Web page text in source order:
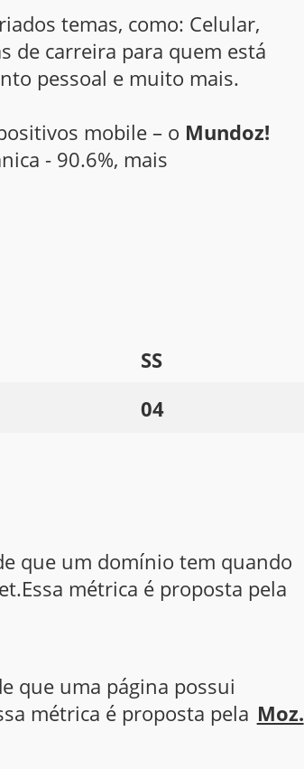
temas, como: Celular,
de carreira para quem está
pessoal e muito mais.
mobile – o Mundoz!
- 90.6%, mais
SS
04
que um domínio tem quando
métrica é proposta pela
que uma página possui
métrica é proposta pela Moz.